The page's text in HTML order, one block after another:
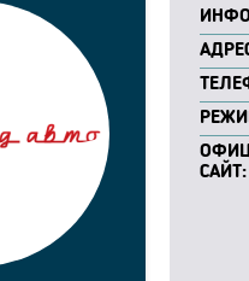
САЙТ: